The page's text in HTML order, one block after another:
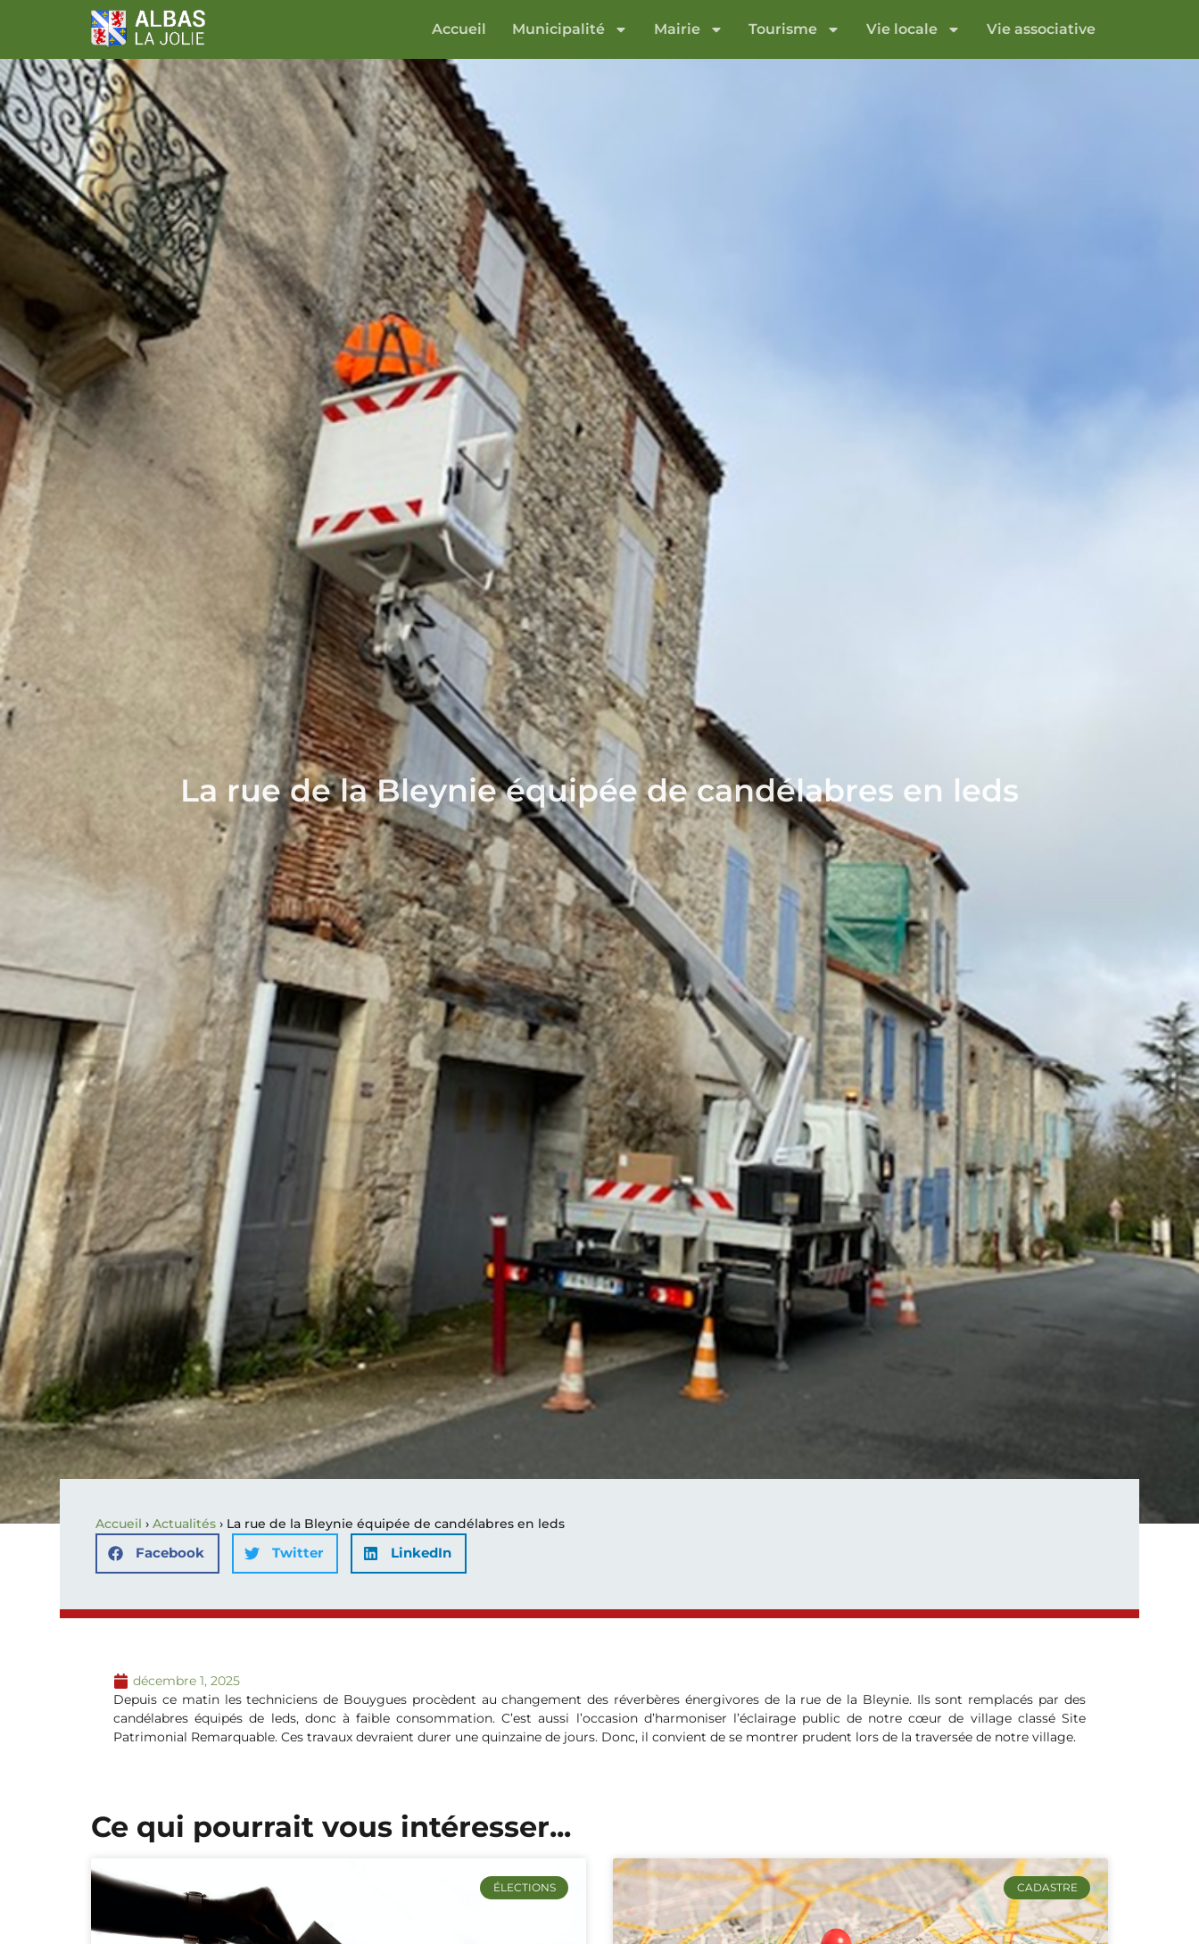
Accueil Municipalité Mairie Tourisme Vie locale Vie associative
La rue de la Bleynie équipée de candélabres en leds
Accueil ›Actualités › La rue de la Bleynie équipée de candélabres en leds
Facebook Twitter LinkedIn
décembre 1, 2025
Depuis ce matin les techniciens de Bouygues procèdent au changement des réverbères énergivores de la rue de la Bleynie. Ils sont remplacés par des
candélabres équipés de leds, donc à faible consommation. C’est aussi l’occasion d’harmoniser l’éclairage public de notre cœur de village classé Site
Patrimonial Remarquable. Ces travaux devraient durer une quinzaine de jours. Donc, il convient de se montrer prudent lors de la traversée de notre village.
Ce qui pourrait vous intéresser...
ÉLECTIONS CADASTRE